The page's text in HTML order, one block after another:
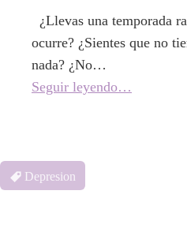
¿Llevas una temporada
ocurre? ¿Sientes que no
nada? ¿No…
Seguir leyendo…
Depresion